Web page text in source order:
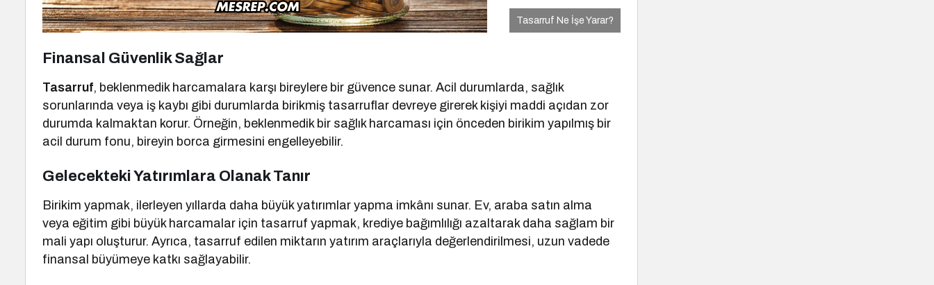
Tasarruf Ne İşe Yarar?
Finansal Güvenlik Sağlar
Tasarruf, beklenmedik harcamalara karşı bireylere bir güvence sunar. Acil durumlarda, sağlık
sorunlarında veya iş kaybı gibi durumlarda birikmiş tasarruflar devreye girerek kişiyi maddi açıdan zor
durumda kalmaktan korur. Örneğin, beklenmedik bir sağlık harcaması için önceden birikim yapılmış bir
acil durum fonu, bireyin borca girmesini engelleyebilir.
Gelecekteki Yatırımlara Olanak Tanır
Birikim yapmak, ilerleyen yıllarda daha büyük yatırımlar yapma imkânı sunar. Ev, araba satın alma
veya eğitim gibi büyük harcamalar için tasarruf yapmak, krediye bağımlılığı azaltarak daha sağlam bir
mali yapı oluşturur. Ayrıca, tasarruf edilen miktarın yatırım araçlarıyla değerlendirilmesi, uzun vadede
finansal büyümeye katkı sağlayabilir.